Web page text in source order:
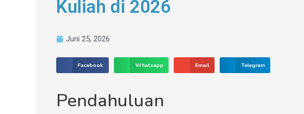
Kuliah di 2026
Juni 25, 2026
Facebook Whatsapp Email Telegram
Pendahuluan